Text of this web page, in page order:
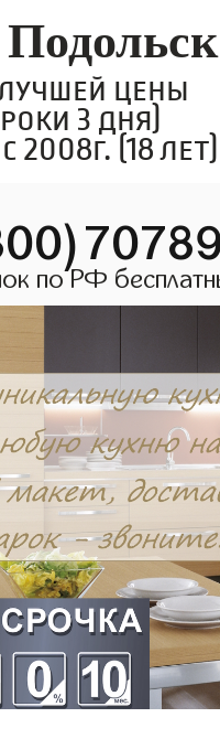
цены
3 дня)
2008г. (18 лет)
по РФ